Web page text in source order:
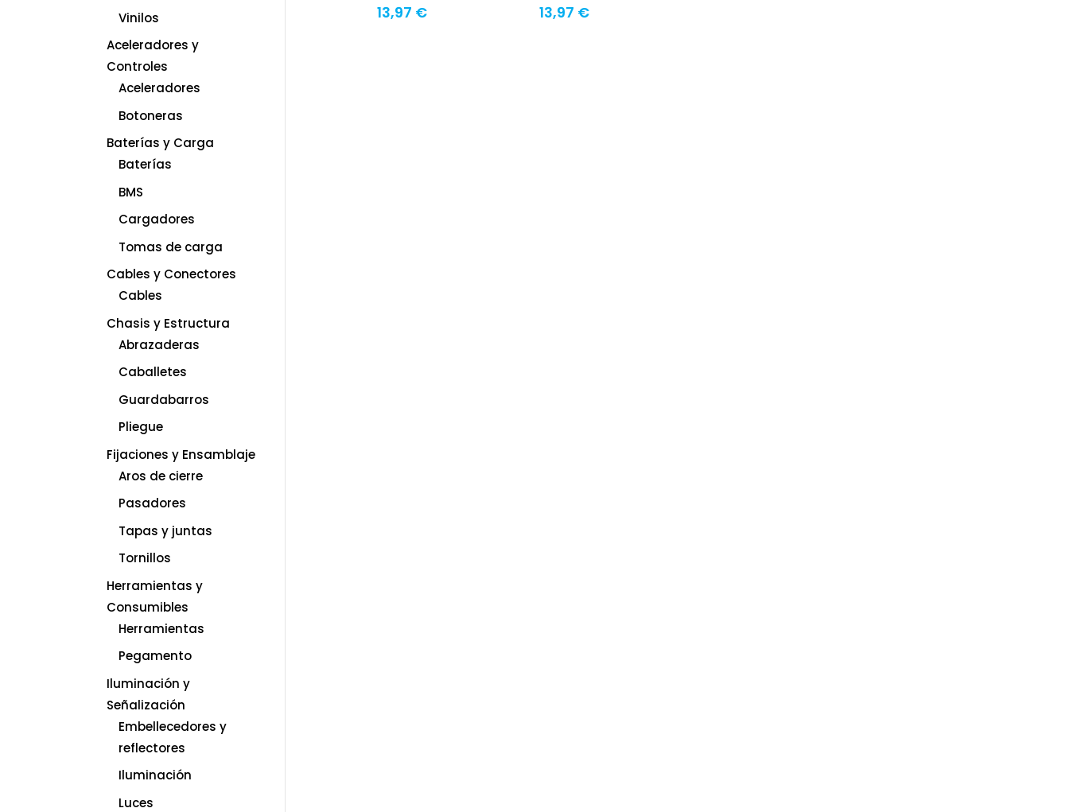
Vinilos
Aceleradores y
Controles
Aceleradores
Botoneras
Baterías y Carga
Baterías
BMS
Cargadores
Tomas de carga
Cables y Conectores
Cables
Chasis y Estructura
Abrazaderas
Caballetes
Guardabarros
Pliegue
Fijaciones y Ensamblaje
Aros de cierre
Pasadores
Tapas y juntas
Tornillos
Herramientas y
Consumibles
Herramientas
Pegamento
Iluminación y
Señalización
Embellecedores y
reflectores
Iluminación
Luces
13,97 € 13,97 €